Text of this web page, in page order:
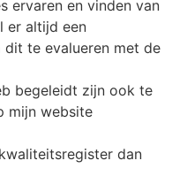
ervaren en vinden van
er altijd een
te evalueren met de
begeleidt zijn ook te
mijn website
dan